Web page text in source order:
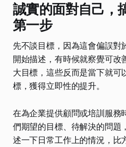
誠實的面對自己，
第一步
先不談目標，因為這會偏誤對
開始描述，有時候就察覺可改
大目標，這些反而是當下就可
標，獲得立即性的提升。
在為企業提供顧問或培訓服務
們期望的目標、待解決的問題
述一下日常工作上的情況，比